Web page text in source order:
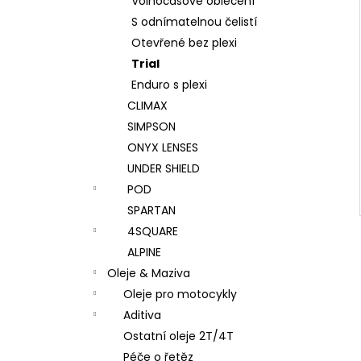
S odnímatelnou čelistí
Otevřené bez plexi
Trial
Enduro s plexi
CLIMAX
SIMPSON
ONYX LENSES
UNDER SHIELD
POD
SPARTAN
4SQUARE
ALPINE
Oleje & Maziva
Oleje pro motocykly
Aditiva
Ostatní oleje 2T/4T
Péče o řetěz